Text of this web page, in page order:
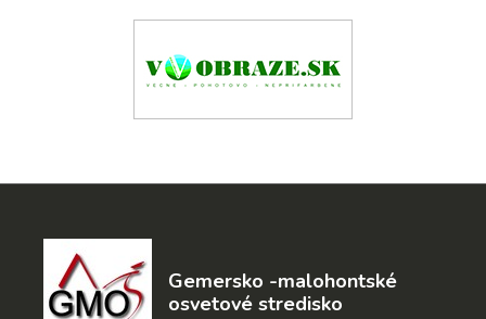
Gemersko -malohontské
osvetové stredisko